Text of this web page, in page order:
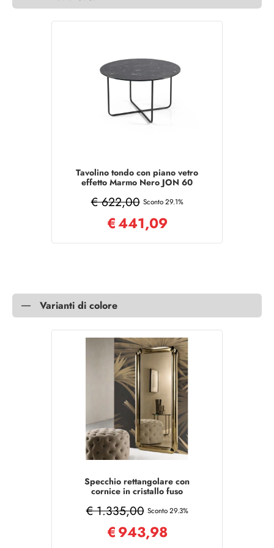
Tavolino tondo con piano vetro
effetto Marmo Nero JON 60
€ 622,00 Sconto 29.1%
€441,09
Varianti di colore
Specchio rettangolare con
cornice in cristallo fuso
€ 1.335,00 Sconto 29.3%
€943,98